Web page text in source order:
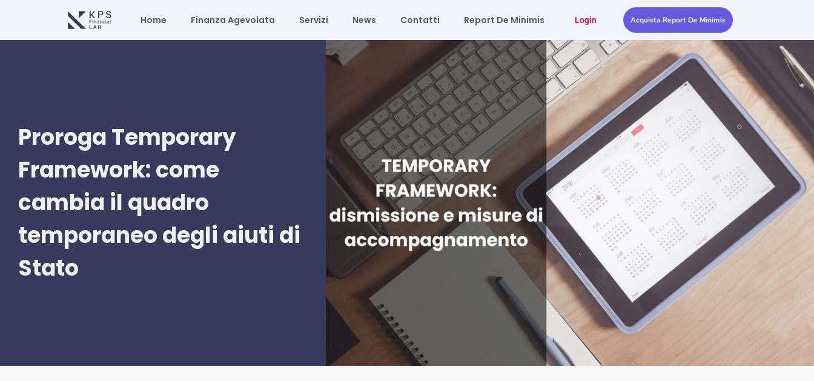
contenuto
Home Finanza Agevolata Servizi News Contatti Report De Minimis Login Acquista Report De Minimis
Proroga Temporary
Framework: come
cambia il quadro
temporaneo degli aiuti di
Stato